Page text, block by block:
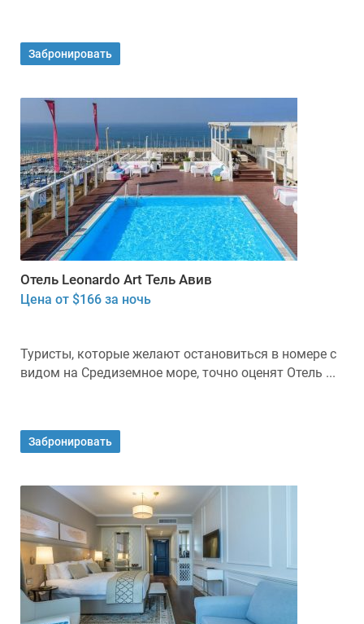
Забронировать
Отель Leonardo Art Тель Авив
Цена от $166 за ночь
Туристы, которые желают остановиться в номере с
видом на Средиземное море, точно оценят Отель ...
Забронировать